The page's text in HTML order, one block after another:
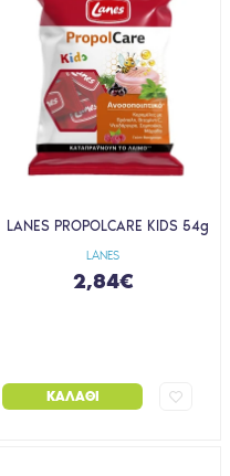
LANES
LANES PROPOLCARE KIDS 54g
2,84€
ΚΑΛΆΘΙ